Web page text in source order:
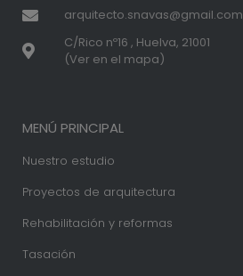
arquitecto.snavas@gmail.com
C/Rico nº16 , Huelva, 21001
(Ver en el mapa)
MENÚ PRINCIPAL
Nuestro estudio
Proyectos de arquitectura
Rehabilitación y reformas
Tasación